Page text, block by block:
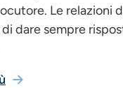
Le relazioni
dare sempre